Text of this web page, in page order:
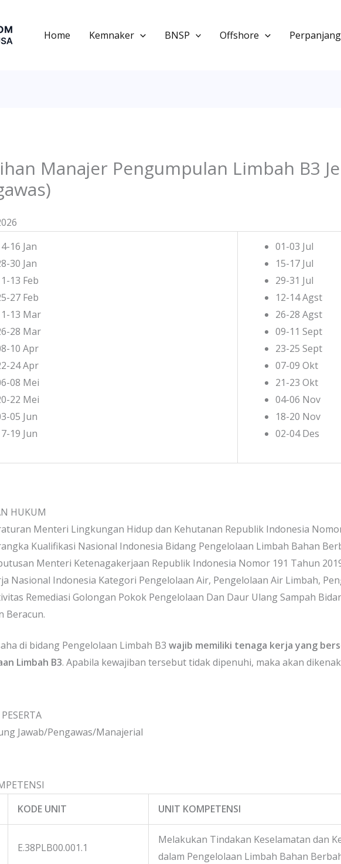
Home Kemnaker BNSP Offshore
Manajer Pengumpulan Limbah B3
16 Jan
30 Jan
13 Feb
27 Feb
13 Mar
28 Mar
10 Apr
24 Apr
08 Mei
22 Mei
05 Jun
19 Jun
01-03 Jul
15-17 Jul
29-31 Jul
12-14 Agst
26-28 Agst
09-11 Sept
23-25 Sept
07-09 Okt
21-23 Okt
04-06 Nov
18-20 Nov
02-04 Des
HUKUM
Menteri Lingkungan Hidup dan Kehutanan Republik Indonesia
Kualifikasi Nasional Indonesia Bidang Pengelolaan Limbah Bahan
Menteri Ketenagakerjaan Republik Indonesia Nomor 191 Tahun
Nasional Indonesia Kategori Pengelolaan Air, Pengelolaan Air Limbah,
Remediasi Golongan Pokok Pengelolaan Dan Daur Ulang Sampah
Beracun.
di bidang Pengelolaan Limbah B3 wajib memiliki tenaga kerja yang
Limbah B3. Apabila kewajiban tersebut tidak dipenuhi, maka akan
Jawab/Pengawas/Manajerial
KODE UNIT UNIT KOMPETENSI
E.38PLB00.001.1
Melakukan Tindakan Keselamatan dan
dalam Pengelolaan Limbah Bahan